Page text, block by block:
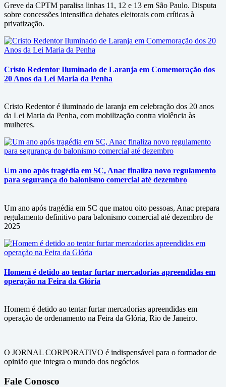
Greve da CPTM paralisa linhas 11, 12 e 13 em São Paulo. Disputa
sobre concessões intensifica debates eleitorais com críticas à
privatização.
Cristo Redentor Iluminado de Laranja em Comemoração dos
20 Anos da Lei Maria da Penha
Cristo Redentor é iluminado de laranja em celebração dos 20 anos
da Lei Maria da Penha, com mobilização contra violência às
mulheres.
Um ano após tragédia em SC, Anac finaliza novo regulamento
para segurança do balonismo comercial até dezembro
Um ano após tragédia em SC que matou oito pessoas, Anac prepara
regulamento definitivo para balonismo comercial até dezembro de
2025
Homem é detido ao tentar furtar mercadorias apreendidas em
operação na Feira da Glória
Homem é detido ao tentar furtar mercadorias apreendidas em
operação de ordenamento na Feira da Glória, Rio de Janeiro.
O JORNAL CORPORATIVO é indispensável para o formador de
opinião que integra o mundo dos negócios
Fale Conosco